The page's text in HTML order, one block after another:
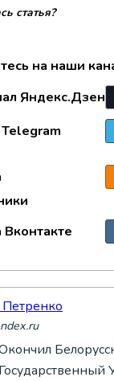
статья?
на наши
Яндекс.Дзен
Вконтакте
Государственный